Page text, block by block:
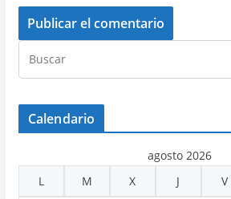
Calendario
agosto 2026
L
M X J V